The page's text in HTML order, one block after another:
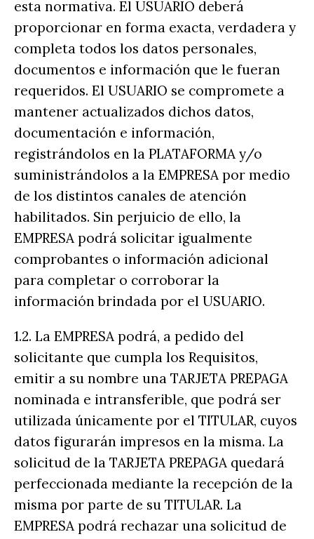
esta normativa. El USUARIO deberá
proporcionar en forma exacta, verdadera y
completa todos los datos personales,
documentos e información que le fueran
requeridos. El USUARIO se compromete a
mantener actualizados dichos datos,
documentación e información,
registrándolos en la PLATAFORMA y/o
suministrándolos a la EMPRESA por medio
de los distintos canales de atención
habilitados. Sin perjuicio de ello, la
EMPRESA podrá solicitar igualmente
comprobantes o información adicional
para completar o corroborar la
información brindada por el USUARIO.
1.2. La EMPRESA podrá, a pedido del
solicitante que cumpla los Requisitos,
emitir a su nombre una TARJETA PREPAGA
nominada e intransferible, que podrá ser
utilizada únicamente por el TITULAR, cuyos
datos figurarán impresos en la misma. La
solicitud de la TARJETA PREPAGA quedará
perfeccionada mediante la recepción de la
misma por parte de su TITULAR. La
EMPRESA podrá rechazar una solicitud de